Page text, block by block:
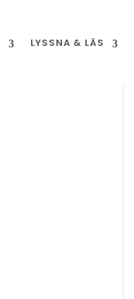
LYSSNA & LÄS